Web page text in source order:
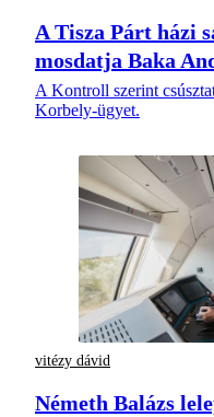
A Tisza Párt házi
mosdatja Baka
A Kontroll szerint
Korbely-ügyet.
vitézy dávid
Németh Balázs